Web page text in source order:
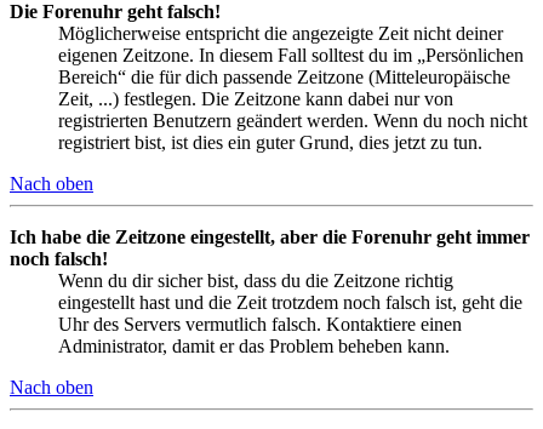
Die Forenuhr geht falsch!
Möglicherweise entspricht die angezeigte Zeit nicht deiner
eigenen Zeitzone. In diesem Fall solltest du im „Persönlichen
Bereich“ die für dich passende Zeitzone (Mitteleuropäische
Zeit, ...) festlegen. Die Zeitzone kann dabei nur von
registrierten Benutzern geändert werden. Wenn du noch nicht
registriert bist, ist dies ein guter Grund, dies jetzt zu tun.
Nach oben
Ich habe die Zeitzone eingestellt, aber die Forenuhr geht immer
noch falsch!
Wenn du dir sicher bist, dass du die Zeitzone richtig
eingestellt hast und die Zeit trotzdem noch falsch ist, geht die
Uhr des Servers vermutlich falsch. Kontaktiere einen
Administrator, damit er das Problem beheben kann.
Nach oben